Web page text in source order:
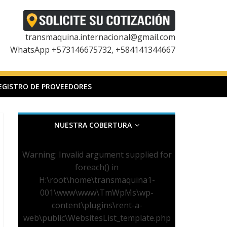
transmaquina.internacional@gmail.com
WhatsApp +573146675732, +584141344667
DE PROVEEDORES
NUESTRA COBERTURA
Warning: Invalid argument supplied for
foreach() in
H:\root\home\transmaquina1-
001\www\www\TmWpMs\wp-
content\plugins\rent-a-
web\public\WebsitesList_template.php